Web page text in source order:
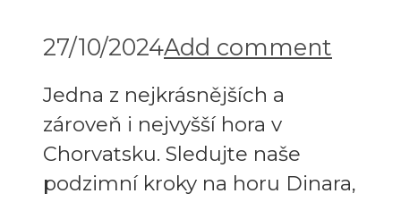
27/10/2024Add comment
Jedna z nejkrásnějších a
zároveň i nejvyšší hora v
Chorvatsku. Sledujte naše
podzimní kroky na horu Dinara,